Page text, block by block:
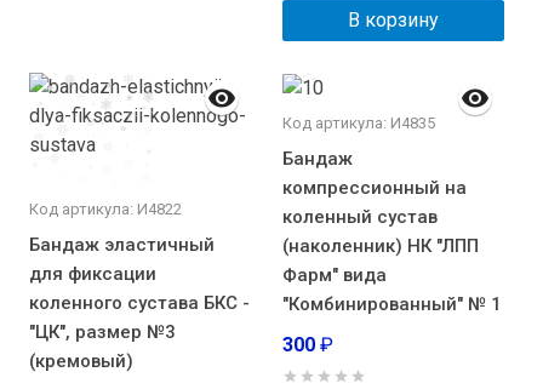
В корзину
Код артикула: И4822
Бандаж эластичный
для фиксации
коленного сустава БКС -
"ЦК", размер №3
(кремовый)
Код артикула: И4835
Бандаж
компрессионный на
коленный сустав
(наколенник) НК "ЛПП
Фарм" вида
"Комбинированный" № 1
300 ₽